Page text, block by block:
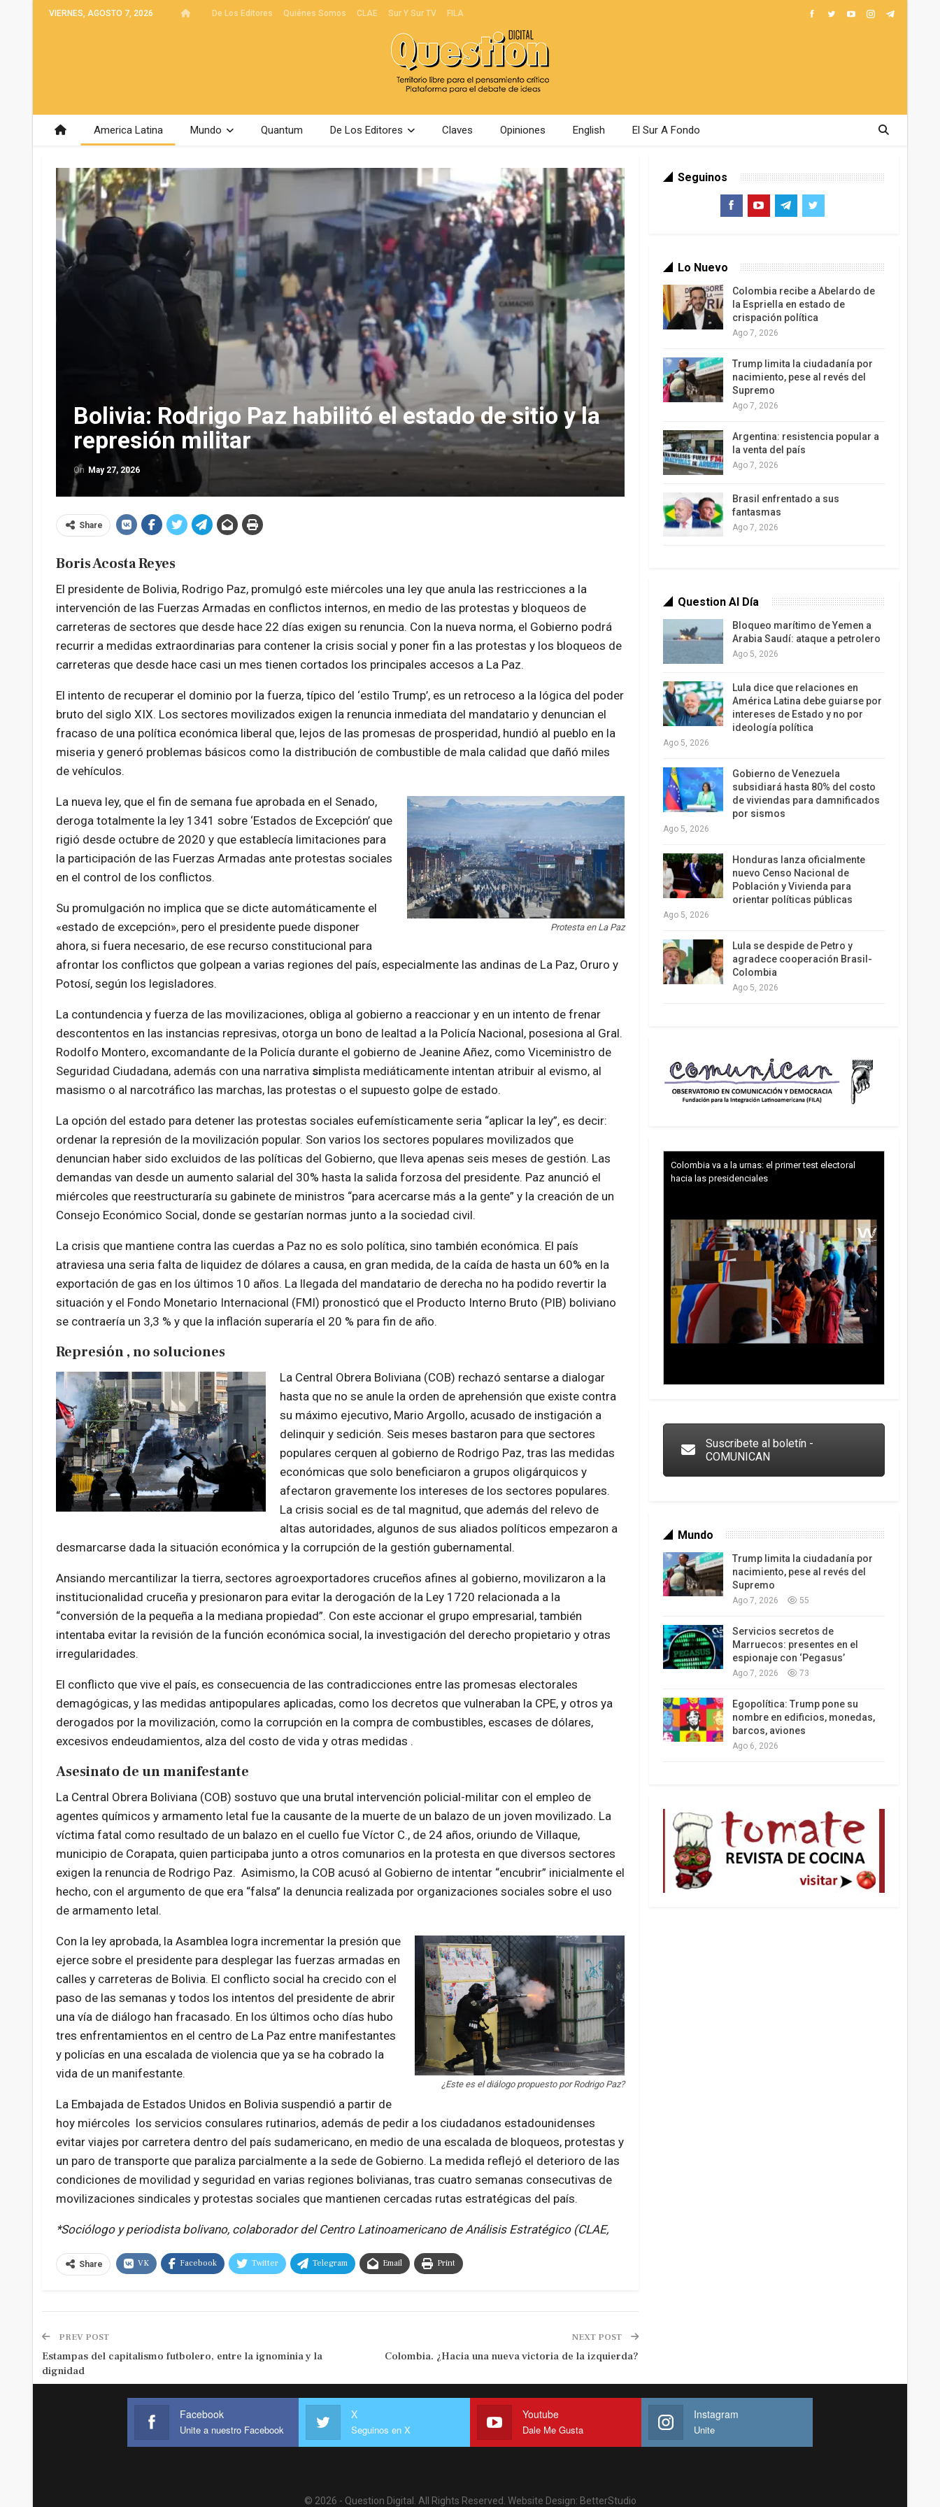
VIERNES, AGOSTO 7, 2026 De Los Editores Quiénes Somos CLAE Sur Y Sur TV FILA
America Latina Mundo Quantum De Los Editores Claves Opiniones English El Sur A Fondo
Bolivia: Rodrigo Paz habilitó el estado de sitio y la
represión militar
On May 27, 2026
Share
Boris Acosta Reyes
El presidente de Bolivia, Rodrigo Paz, promulgó este miércoles una ley que anula las restricciones a la
intervención de las Fuerzas Armadas en conflictos internos, en medio de las protestas y bloqueos de
carreteras de sectores que desde hace 22 días exigen su renuncia. Con la nueva norma, el Gobierno podrá
recurrir a medidas extraordinarias para contener la crisis social y poner fin a las protestas y los bloqueos de
carreteras que desde hace casi un mes tienen cortados los principales accesos a La Paz.
El intento de recuperar el dominio por la fuerza, típico del ‘estilo Trump’, es un retroceso a la lógica del poder
bruto del siglo XIX. Los sectores movilizados exigen la renuncia inmediata del mandatario y denuncian el
fracaso de una política económica liberal que, lejos de las promesas de prosperidad, hundió al pueblo en la
miseria y generó problemas básicos como la distribución de combustible de mala calidad que dañó miles
de vehículos.
Protesta en La Paz
La nueva ley, que el fin de semana fue aprobada en el Senado,
deroga totalmente la ley 1341 sobre ‘Estados de Excepción’ que
rigió desde octubre de 2020 y que establecía limitaciones para
la participación de las Fuerzas Armadas ante protestas sociales
en el control de los conflictos.
Su promulgación no implica que se dicte automáticamente el
«estado de excepción», pero el presidente puede disponer
ahora, si fuera necesario, de ese recurso constitucional para
afrontar los conflictos que golpean a varias regiones del país, especialmente las andinas de La Paz, Oruro y
Potosí, según los legisladores.
La contundencia y fuerza de las movilizaciones, obliga al gobierno a reaccionar y en un intento de frenar
descontentos en las instancias represivas, otorga un bono de lealtad a la Policía Nacional, posesiona al Gral.
Rodolfo Montero, excomandante de la Policía durante el gobierno de Jeanine Añez, como Viceministro de
Seguridad Ciudadana, además con una narrativasimplista mediáticamente intentan atribuir al evismo, al
masismo o al narcotráfico las marchas, las protestas o el supuesto golpe de estado.
La opción del estado para detener las protestas sociales eufemísticamente seria “aplicar la ley”, es decir:
ordenar la represión de la movilización popular. Son varios los sectores populares movilizados que
denuncian haber sido excluidos de las políticas del Gobierno, que lleva apenas seis meses de gestión. Las
demandas van desde un aumento salarial del 30% hasta la salida forzosa del presidente. Paz anunció el
miércoles que reestructuraría su gabinete de ministros “para acercarse más a la gente” y la creación de un
Consejo Económico Social, donde se gestarían normas junto a la sociedad civil.
La crisis que mantiene contra las cuerdas a Paz no es solo política, sino también económica. El país
atraviesa una seria falta de liquidez de dólares a causa, en gran medida, de la caída de hasta un 60% en la
exportación de gas en los últimos 10 años. La llegada del mandatario de derecha no ha podido revertir la
situación y el Fondo Monetario Internacional (FMI) pronosticó que el Producto Interno Bruto (PIB) boliviano
se contraería un 3,3 % y que la inflación superaría el 20 % para fin de año.
Represión , no soluciones
La Central Obrera Boliviana (COB) rechazó sentarse a dialogar
hasta que no se anule la orden de aprehensión que existe contra
su máximo ejecutivo, Mario Argollo, acusado de instigación a
delinquir y sedición. Seis meses bastaron para que sectores
populares cerquen al gobierno de Rodrigo Paz, tras las medidas
económicas que solo beneficiaron a grupos oligárquicos y
afectaron gravemente los intereses de los sectores populares.
La crisis social es de tal magnitud, que además del relevo de
altas autoridades, algunos de sus aliados políticos empezaron a
desmarcarse dada la situación económica y la corrupción de la gestión gubernamental.
Ansiando mercantilizar la tierra, sectores agroexportadores cruceños afines al gobierno, movilizaron a la
institucionalidad cruceña y presionaron para evitar la derogación de la Ley 1720 relacionada a la
“conversión de la pequeña a la mediana propiedad”. Con este accionar el grupo empresarial, también
intentaba evitar la revisión de la función económica social, la investigación del derecho propietario y otras
irregularidades.
El conflicto que vive el país, es consecuencia de las contradicciones entre las promesas electorales
demagógicas, y las medidas antipopulares aplicadas, como los decretos que vulneraban la CPE, y otros ya
derogados por la movilización, como la corrupción en la compra de combustibles, escases de dólares,
excesivos endeudamientos, alza del costo de vida y otras medidas .
Asesinato de un manifestante
La Central Obrera Boliviana (COB) sostuvo que una brutal intervención policial-militar con el empleo de
agentes químicos y armamento letal fue la causante de la muerte de un balazo de un joven movilizado. La
víctima fatal como resultado de un balazo en el cuello fue Víctor C., de 24 años, oriundo de Villaque,
municipio de Corapata, quien participaba junto a otros comunarios en la protesta en que diversos sectores
exigen la renuncia de Rodrigo Paz. Asimismo, la COB acusó al Gobierno de intentar “encubrir” inicialmente el
hecho, con el argumento de que era “falsa” la denuncia realizada por organizaciones sociales sobre el uso
de armamento letal.
¿Este es el diálogo propuesto por Rodrigo Paz?
Con la ley aprobada, la Asamblea logra incrementar la presión que
ejerce sobre el presidente para desplegar las fuerzas armadas en
calles y carreteras de Bolivia. El conflicto social ha crecido con el
paso de las semanas y todos los intentos del presidente de abrir
una vía de diálogo han fracasado. En los últimos ocho días hubo
tres enfrentamientos en el centro de La Paz entre manifestantes
y policías en una escalada de violencia que ya se ha cobrado la
vida de un manifestante.
La Embajada de Estados Unidos en Bolivia suspendió a partir de
hoy miércoles los servicios consulares rutinarios, además de pedir a los ciudadanos estadounidenses
evitar viajes por carretera dentro del país sudamericano, en medio de una escalada de bloqueos, protestas y
un paro de transporte que paraliza parcialmente a la sede de Gobierno. La medida reflejó el deterioro de las
condiciones de movilidad y seguridad en varias regiones bolivianas, tras cuatro semanas consecutivas de
movilizaciones sindicales y protestas sociales que mantienen cercadas rutas estratégicas del país.
*Sociólogo y periodista bolivano, colaborador del Centro Latinoamericano de Análisis Estratégico (CLAE,
Share VK Facebook Twitter Telegram Email Print
PREV POST
Estampas del capitalismo futbolero, entre la ignominia y la
dignidad
NEXT POST
Colombia. ¿Hacia una nueva victoria de la izquierda?
Seguinos
Lo Nuevo
Colombia recibe a Abelardo de
la Espriella en estado de
crispación política
Ago 7, 2026
Trump limita la ciudadanía por
nacimiento, pese al revés del
Supremo
Ago 7, 2026
Argentina: resistencia popular a
la venta del país
Ago 7, 2026
Brasil enfrentado a sus
fantasmas
Ago 7, 2026
Question Al Día
Bloqueo marítimo de Yemen a
Arabia Saudí: ataque a petrolero
Ago 5, 2026
Lula dice que relaciones en
América Latina debe guiarse por
intereses de Estado y no por
ideología política
Ago 5, 2026
Gobierno de Venezuela
subsidiará hasta 80% del costo
de viviendas para damnificados
por sismos
Ago 5, 2026
Honduras lanza oficialmente
nuevo Censo Nacional de
Población y Vivienda para
orientar políticas públicas
Ago 5, 2026
Lula se despide de Petro y
agradece cooperación Brasil-
Colombia
Ago 5, 2026
Colombia va a la urnas: el primer test electoral
hacia las presidenciales
Suscribete al boletín -
COMUNICAN
Mundo
Trump limita la ciudadanía por
nacimiento, pese al revés del
Supremo
Ago 7, 2026 55
Servicios secretos de
Marruecos: presentes en el
espionaje con ‘Pegasus’
Ago 7, 2026 73
Egopolítica: Trump pone su
nombre en edificios, monedas,
barcos, aviones
Ago 6, 2026
Facebook
Unite a nuestro Facebook
X
Seguinos en X
Youtube
Dale Me Gusta
Instagram
Unite
© 2026 - Question Digital. All Rights Reserved. Website Design: BetterStudio